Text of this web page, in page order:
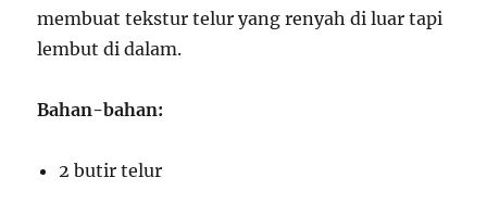
membuat tekstur telur yang renyah di luar tapi
lembut di dalam.
Bahan-bahan:
2 butir telur